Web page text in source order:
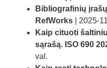
Bibliografinių
RefWorks | 2025-
Kaip cituoti
sąrašą. ISO 690
val.